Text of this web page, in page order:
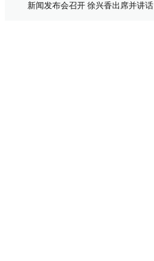
新闻发布会召开 徐兴香出席并讲话